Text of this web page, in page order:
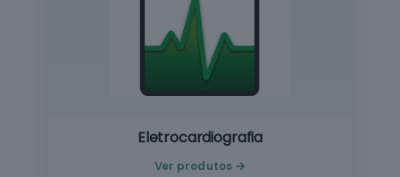
Eletrocardiografia
Ver produtos →